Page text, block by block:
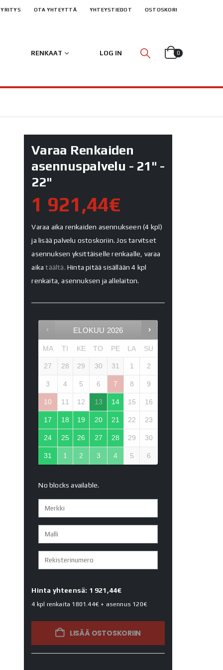
YRITYS OTA YHTEYTTÄ YHTEYSTIEDOT OSTOSKORI
RENKAAT LOG IN 0
Varaa Renkaiden
asennuspalvelu - 21" -
22"
1 921,44€
Varaa aika renkaiden asennukseen (4 kpl)
ja lisää palvelu ostoskoriin. Jos tarvitset
asennuksen yksittäiselle renkaalle, varaa
aikatäältä. Hinta pitää sisällään 4 kpl
renkaita, asennuksen ja allelaiton.
ELOKUU 2026
MA TI KE TO PE LA SU
27 28 29 30 31 1 2
3 4 5 6 7 8 9
10 11 12 13 14 15 16
17 18 19 20 21 22 23
24 25 26 27 28 29 30
31 1 2 3 4 5 6
No blocks available.
Hinta yhteensä: 1 921,44€
4 kpl renkaita 1801.44€ + asennus 120€
LISÄÄ OSTOSKORIIN